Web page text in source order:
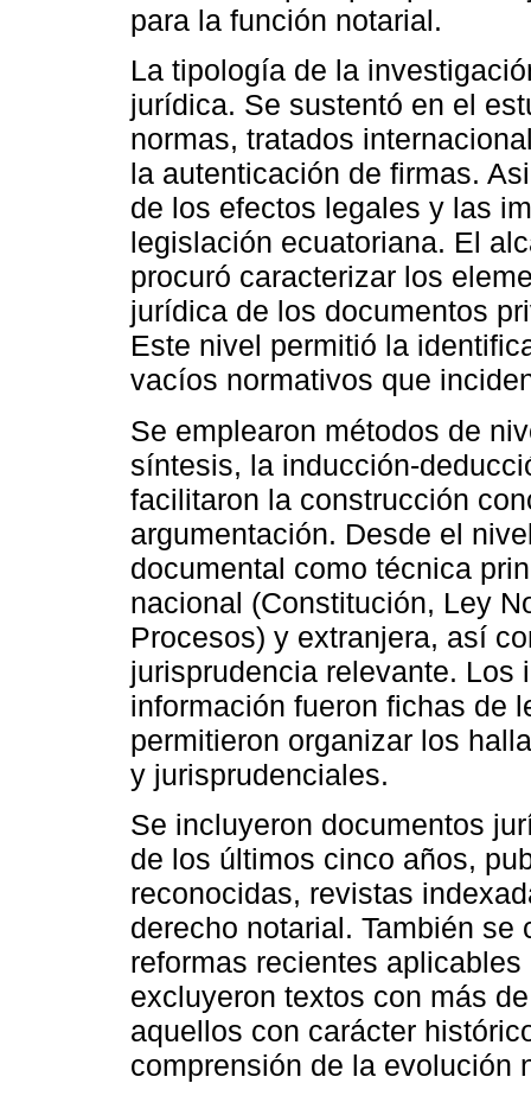
para la función notarial.
La tipología de la
jurídica. Se sustentó en el
normas, tratados
la autenticación de firmas.
de los efectos legales y las
legislación ecuatoriana. El
procuró caracterizar los
jurídica de los documentos
Este nivel permitió la
vacíos normativos que
Se emplearon métodos de
síntesis, la inducción-
facilitaron la construcción
argumentación. Desde el
documental como técnica
nacional (Constitución, Ley
Procesos) y extranjera, así
jurisprudencia relevante. Los
información fueron fichas de
permitieron organizar los
y jurisprudenciales.
Se incluyeron documentos
de los últimos cinco años,
reconocidas, revistas
derecho notarial. También
reformas recientes
excluyeron textos con más
aquellos con carácter
comprensión de la evolución